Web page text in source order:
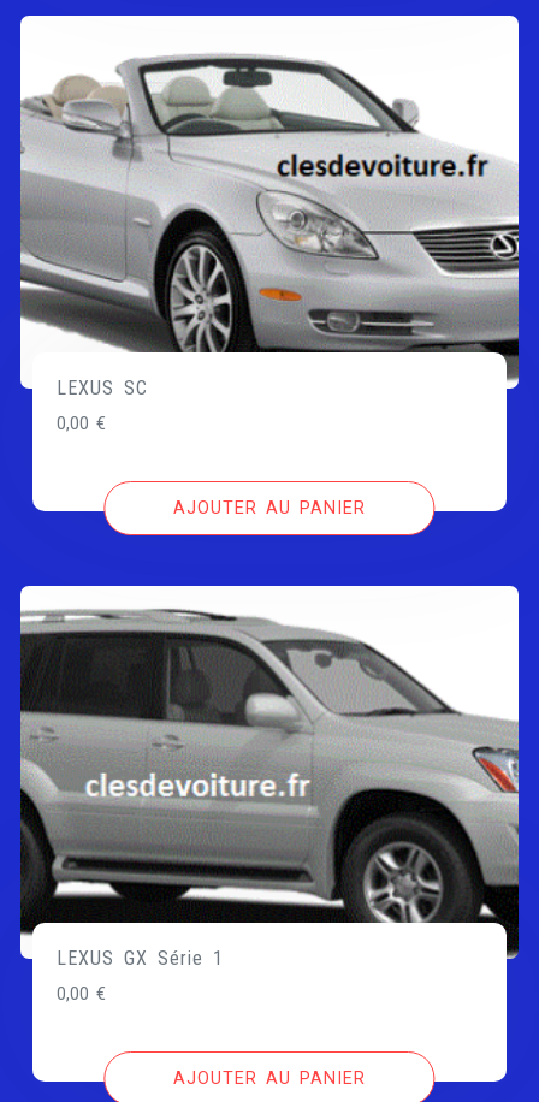
LEXUS SC
0,00€
AJOUTER AU PANIER
LEXUS GX Série 1
0,00€
AJOUTER AU PANIER